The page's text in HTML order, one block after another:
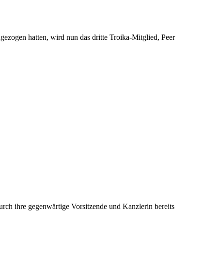
hatten, wird nun das dritte Troika-Mitglied, Peer
ihre gegenwärtige Vorsitzende und Kanzlerin bereits